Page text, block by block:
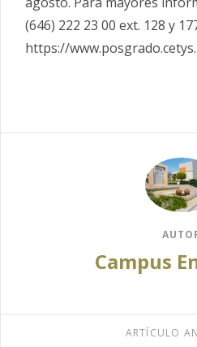
(646) 222 23 00 ext. 128 y
https://
Campus
ARTÍCULO